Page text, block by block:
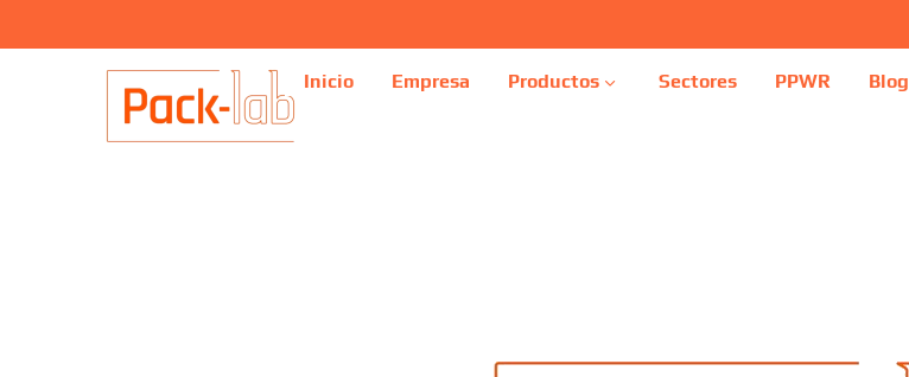
Inicio Empresa Productos Sectores PPWR Blog